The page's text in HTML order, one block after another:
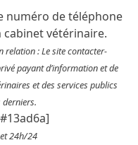
numéro de téléphone
vétérinaire.
relation : Le site contacter-
payant d’information et de
et des services publics
24h/24